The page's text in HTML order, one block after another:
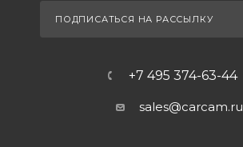
ПОДПИСАТЬСЯ НА РАССЫЛКУ
+7 495 374-63-44
sales@carcam.ru